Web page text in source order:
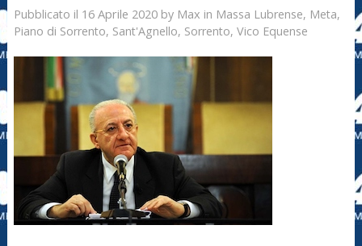
Pubblicato il 16 Aprile 2020by Max in Massa Lubrense, Meta,
Piano di Sorrento, Sant'Agnello, Sorrento, Vico Equense